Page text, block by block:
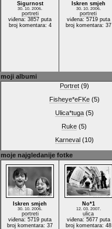
Sigurnost
30. 10. 2006.
portreti
viđena: 3857 puta
broj komentara: 4
Iskren smjeh
30. 10. 2006.
portreti
viđena: 5719 puta
broj komentara: 37
moji albumi
Portret(9)
Fisheye*eFKe(5)
Ulica*tuga(5)
Ruke (5)
Karneval(10)
moje najgledanije fotke
Iskren smjeh
30. 10. 2006.
portreti
viđena: 5719 puta
broj komentara: 37
No*1
12. 03. 2007.
ulica
viđena: 5677 puta
broj komentara: 48